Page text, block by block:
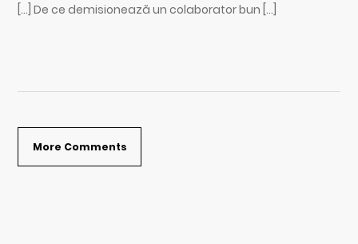
[…] De ce demisionează un colaborator bun […]
More Comments